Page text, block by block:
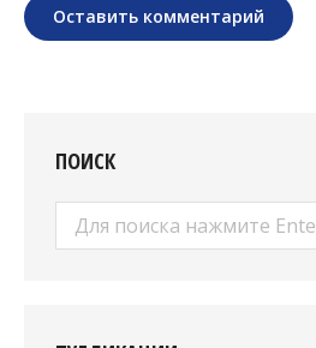
Оставить комментарий
ПОИСК
Поиск: